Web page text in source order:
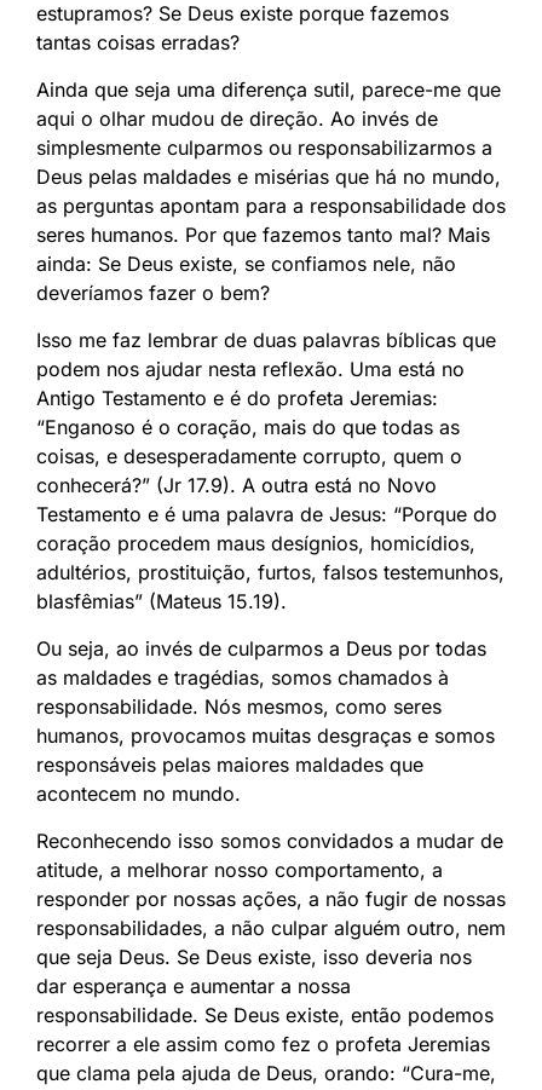
estupramos? Se Deus existe porque fazemos
tantas coisas erradas?
Ainda que seja uma diferença sutil, parece-me que
aqui o olhar mudou de direção. Ao invés de
simplesmente culparmos ou responsabilizarmos a
Deus pelas maldades e misérias que há no mundo,
as perguntas apontam para a responsabilidade dos
seres humanos. Por que fazemos tanto mal? Mais
ainda: Se Deus existe, se confiamos nele, não
deveríamos fazer o bem?
Isso me faz lembrar de duas palavras bíblicas que
podem nos ajudar nesta reflexão. Uma está no
Antigo Testamento e é do profeta Jeremias:
“Enganoso é o coração, mais do que todas as
coisas, e desesperadamente corrupto, quem o
conhecerá?” (Jr 17.9). A outra está no Novo
Testamento e é uma palavra de Jesus: “Porque do
coração procedem maus desígnios, homicídios,
adultérios, prostituição, furtos, falsos testemunhos,
blasfêmias” (Mateus 15.19).
Ou seja, ao invés de culparmos a Deus por todas
as maldades e tragédias, somos chamados à
responsabilidade. Nós mesmos, como seres
humanos, provocamos muitas desgraças e somos
responsáveis pelas maiores maldades que
acontecem no mundo.
Reconhecendo isso somos convidados a mudar de
atitude, a melhorar nosso comportamento, a
responder por nossas ações, a não fugir de nossas
responsabilidades, a não culpar alguém outro, nem
que seja Deus. Se Deus existe, isso deveria nos
dar esperança e aumentar a nossa
responsabilidade. Se Deus existe, então podemos
recorrer a ele assim como fez o profeta Jeremias
que clama pela ajuda de Deus, orando: “Cura-me,